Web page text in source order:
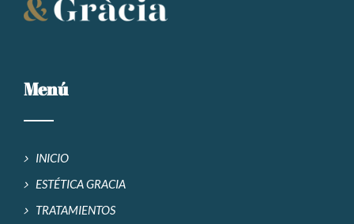
Menú
INICIO
ESTÉTICA GRACIA
TRATAMIENTOS